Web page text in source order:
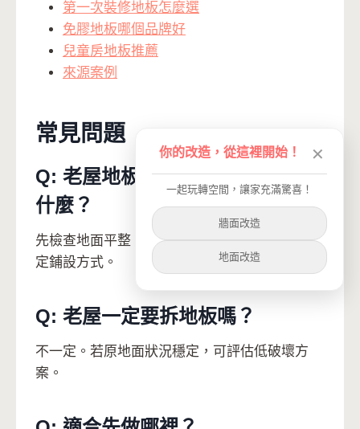
第一次裝修地板怎麼選
免膠地板哪個品牌好
兒童房地板推薦
來源案例
常見問題
Q: 老屋地板不平免膠地板要注意
什麼？
先檢查地面平整、破損、潮濕和門縫高度，再決
定鋪設方式。
Q: 老屋一定要拆地板嗎？
不一定。若原地面狀況穩定，可評估低破壞方
案。
你的改造，從這裡開始！ ✕
一起玩轉空間，讓家充滿驚喜！
牆面改造
地面改造